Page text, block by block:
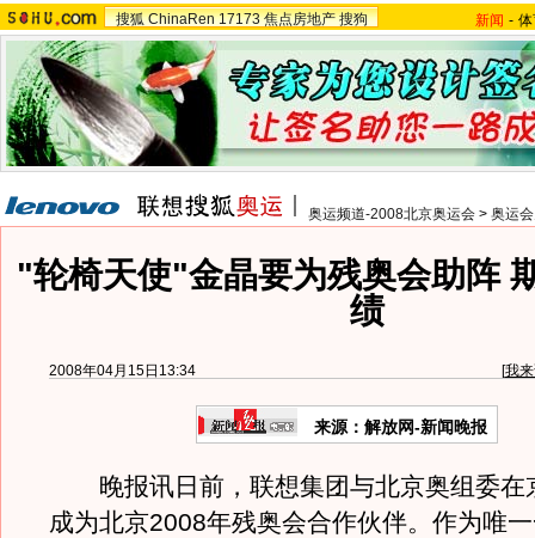
搜狐 ChinaRen 17173 焦点房地产 搜狗 新闻 -
奥运频道-2008北京奥运会 > 奥运
"轮椅天使"金晶要为残奥会助阵
绩
2008年04月15日13:34 [我
来源：解放网-新闻晚报
晚报讯日前，联想集团与北京奥组委在
成为北京2008年残奥会合作伙伴。作为唯